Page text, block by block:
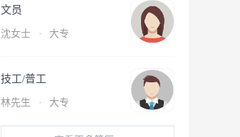
文员
沈女士 · 大专
技工/普工
林先生 · 大专